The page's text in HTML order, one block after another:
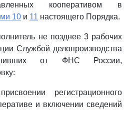
кооперативом в
10 и 11 настоящего Порядка.
не позднее 3 рабочих
Службой делопроизводства
от ФНС России,
регистрационного
и включении сведений